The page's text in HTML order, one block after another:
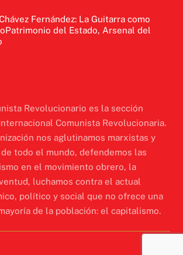
Fernández: La Guitarra como
del Estado, Arsenal del
Revolucionario es la sección
Comunista Revolucionaria.
nos aglutinamos marxistas y
todo el mundo, defendemos las
en el movimiento obrero, la
luchamos contra el actual
político y social que no ofrece una
de la población: el capitalismo.